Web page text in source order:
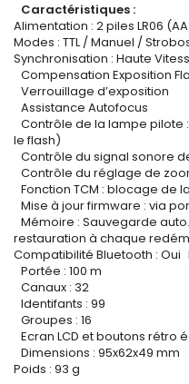
Caractéristiques :
Alimentation : 2 piles LR06
Modes : TTL / Manuel /
Synchronisation : Haute
Compensation Exposition
Verrouillage d’exposition
Assistance Autofocus
Contrôle de la lampe pilote
le flash)
Contrôle du signal sonore
Contrôle du réglage de
Fonction TCM : blocage de
Mise à jour firmware : via
Mémoire : Sauvegarde
restauration à chaque
Compatibilité Bluetooth : Oui
Portée : 100 m
Canaux : 32
Identifants : 99
Groupes : 16
Ecran LCD et boutons rétro
Dimensions : 95x62x49 mm
Poids : 93 g